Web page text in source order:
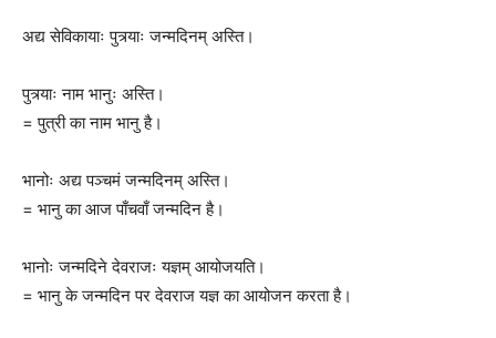
अद्य सेविकायाः पुत्र्याः जन्मदिनम् अस्ति।
पुत्र्याः नाम भानुः अस्ति।
= पुत्री का नाम भानु है।
भानोः अद्य पञ्चमं जन्मदिनम् अस्ति।
= भानु का आज पाँचवाँ जन्मदिन है।
भानोः जन्मदिने देवराजः यज्ञम् आयोजयति।
= भानु के जन्मदिन पर देवराज यज्ञ का आयोजन करता है।